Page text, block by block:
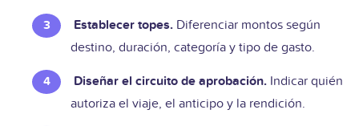
Establecer topes. Diferenciar montos según
destino, duración, categoría y tipo de gasto.
Diseñar el circuito de aprobación. Indicar quién
autoriza el viaje, el anticipo y la rendición.